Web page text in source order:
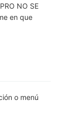
NO SE
en que
o menú